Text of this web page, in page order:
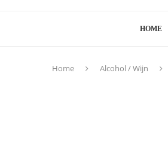
HOME
Home Alcohol / Wijn